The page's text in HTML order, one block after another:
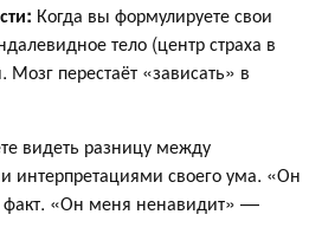
Когда вы формулируете свои
тело (центр страха в
Мозг перестаёт «зависать» в
видеть разницу между
интерпретациями своего ума. «Он
«Он меня ненавидит» —